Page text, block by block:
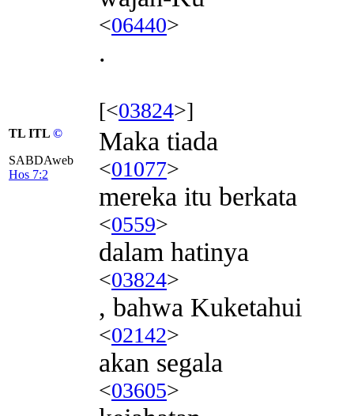
<06440>
.
[<03824>]
TL ITL ©
SABDAweb
Hos 7:2
Maka tiada
<01077>
mereka itu berkata
<0559>
dalam hatinya
<03824>
, bahwa Kuketahui
<02142>
akan segala
<03605>